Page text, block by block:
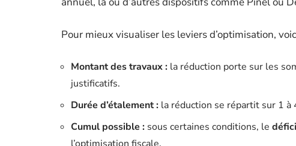
Pour mieux visualiser les leviers d’optimisation,
Montant des travaux : la réduction porte sur les
justificatifs.
Durée d’étalement : la réduction se répartit sur 1 à
Cumul possible : sous certaines conditions, le